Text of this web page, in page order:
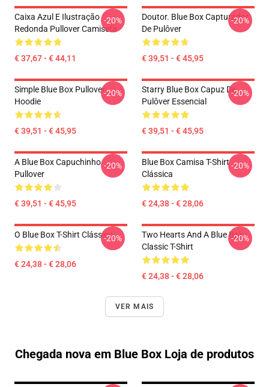
Caixa Azul E Ilustração
Redonda Pullover Camiseta
€ 37,67 - € 44,11
-20%
Doutor. Blue Box Capturador
De Pulôver
€ 39,51 - € 45,95
-20%
Simple Blue Box Pullover
Hoodie
€ 39,51 - € 45,95
-20%
Starry Blue Box Capuz De
Pulôver Essencial
€ 39,51 - € 45,95
-20%
A Blue Box Capuchinho
Pullover
€ 39,51 - € 45,95
-20%
Blue Box Camisa T-Shirt
Clássica
€ 24,38 - € 28,06
-20%
O Blue Box T-Shirt Clássico
€ 24,38 - € 28,06
-20%
Two Hearts And A Blue Box
Classic T-Shirt
€ 24,38 - € 28,06
-20%
VER MAIS
Chegada nova em Blue Box Loja de produtos